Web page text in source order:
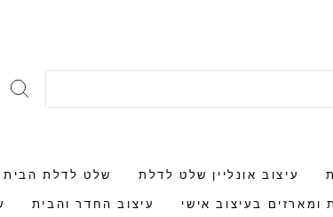
עיצוב אונליין שלט לדלת שלט לדלת הבית
ומארזים בעיצוב אישי עיצוב החדר והבית